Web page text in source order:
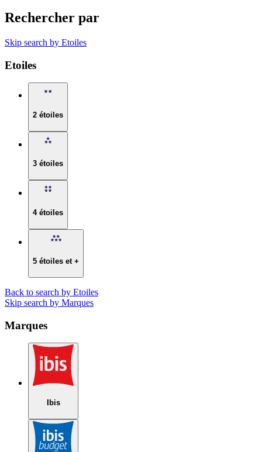
Rechercher par
Skip search by Etoiles
Etoiles
2 étoiles
3 étoiles
4 étoiles
5 étoiles et +
Back to search by Etoiles
Skip search by Marques
Marques
Ibis